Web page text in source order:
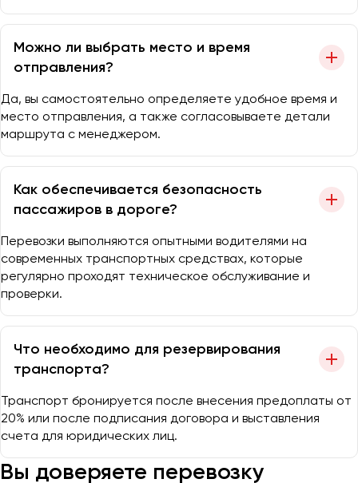
Можно ли выбрать место и время
отправления?
Да, вы самостоятельно определяете удобное время и
место отправления, а также согласовываете детали
маршрута с менеджером.
Как обеспечивается безопасность
пассажиров в дороге?
Перевозки выполняются опытными водителями на
современных транспортных средствах, которые
регулярно проходят техническое обслуживание и
проверки.
Что необходимо для резервирования
транспорта?
Транспорт бронируется после внесения предоплаты от
20% или после подписания договора и выставления
счета для юридических лиц.
Вы доверяете перевозку